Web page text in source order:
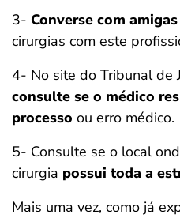
3- Converse com
cirurgias com este
4- No site do Tribunal de
consulte se o médico
processo ou erro médico.
5- Consulte se o local
cirurgia possui toda a
Mais uma vez, como já